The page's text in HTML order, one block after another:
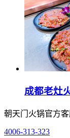
成都老灶
朝天门火锅官方
4006-313-323